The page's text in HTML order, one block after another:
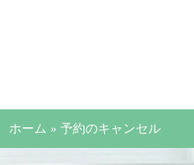
ホーム » 予約のキャンセル